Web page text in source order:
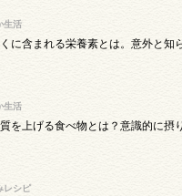
生活
に含まれる栄養素とは。意外と知
生活
を上げる食べ物とは？意識的に摂
レシピ